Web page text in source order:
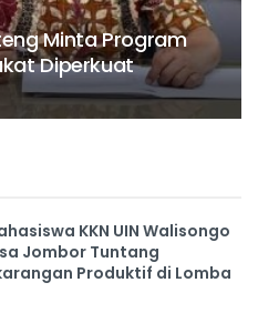
Minta Program
Diperkuat
KKN UIN Walisongo
Jombor Tuntang
Produktif di Lomba